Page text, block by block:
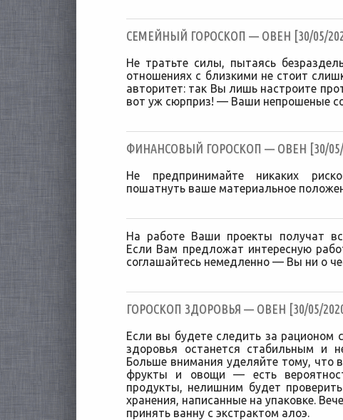
CЕМЕЙНЫЙ ГОРОСКОП — ОВЕН [30/05/
Не тратьте силы, пытаясь
отношениях с близкими не стоит
авторитет: так Вы лишь настроите
вот уж сюрприз! — Ваши непрошеные
ФИНАНСОВЫЙ ГОРОСКОП — ОВЕН [30/05/
Не предпринимайте никаких
пошатнуть ваше материальное
На работе Ваши проекты получат
Если Вам предложат интересную
соглашайтесь немедленно — Вы ни о
ГОРОСКОП ЗДОРОВЬЯ — ОВЕН [30/05/
Если вы будете следить за рационом
здоровья останется стабильным и
Больше внимания уделяйте тому, что
фрукты и овощи — есть
продукты, нелишним будет
хранения, написанные на упаковке.
принять ванну с экстрактом алоэ.